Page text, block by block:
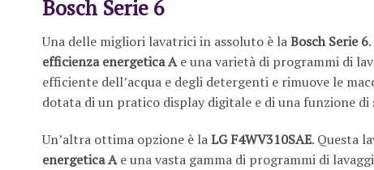
Bosch Serie 6
Una delle migliori lavatrici in assoluto è laBosch Serie 6
efficienza energetica Ae una varietà di programmi di
efficiente dell’acqua e degli detergenti e rimuove le
dotata di un pratico display digitale e di una funzione di
Un’altra ottima opzione è laLG F4WV310SAE. Questa
energetica Ae una vasta gamma di programmi di